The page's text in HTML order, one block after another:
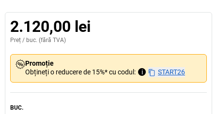
2.120,00 lei
Preț / buc. (fără TVA)
Promoție
Obțineți o reducere de 15%* cu codul:
i START26
BUC.